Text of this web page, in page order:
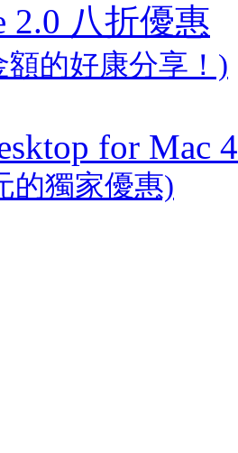
2.0 八折優惠
額的好康分享！)
for Mac
的獨家優惠)